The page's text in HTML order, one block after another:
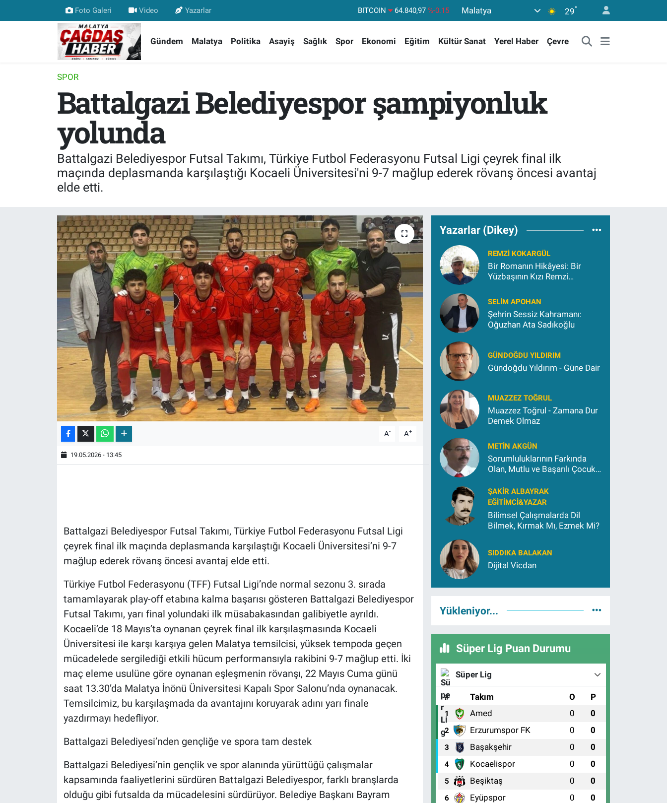
Foto Galeri Video Yazarlar DOLAR 47,7436 %0.18
STERLİN
64,4811
%0.38
BITCOIN
64.840,97 %-0.15
Malatya 29°
Gündem Malatya Politika Asayiş Sağlık Spor Ekonomi Eğitim Kültür Sanat Yerel Haber Çevre
SPOR
Battalgazi Belediyespor şampiyonluk
yolunda
Battalgazi Belediyespor Futsal Takımı, Türkiye Futbol Federasyonu Futsal Ligi çeyrek final ilk
maçında deplasmanda karşılaştığı Kocaeli Üniversitesi'ni 9-7 mağlup ederek rövanş öncesi avantaj
elde etti.
A- A+
19.05.2026 - 13:45
Battalgazi Belediyespor Futsal Takımı, Türkiye Futbol Federasyonu Futsal Ligi
çeyrek final ilk maçında deplasmanda karşılaştığı Kocaeli Üniversitesi’ni 9-7
mağlup ederek rövanş öncesi avantaj elde etti.
Türkiye Futbol Federasyonu (TFF) Futsal Ligi’nde normal sezonu 3. sırada
tamamlayarak play-off etabına kalma başarısı gösteren Battalgazi Belediyespor
Futsal Takımı, yarı final yolundaki ilk müsabakasından galibiyetle ayrıldı.
Kocaeli’de 18 Mayıs’ta oynanan çeyrek final ilk karşılaşmasında Kocaeli
Üniversitesi ile karşı karşıya gelen Malatya temsilcisi, yüksek tempoda geçen
mücadelede sergilediği etkili hücum performansıyla rakibini 9-7 mağlup etti. İki
maç eleme usulüne göre oynanan eşleşmenin rövanşı, 22 Mayıs Cuma günü
saat 13.30’da Malatya İnönü Üniversitesi Kapalı Spor Salonu’nda oynanacak.
Temsilcimiz, bu karşılaşmada da avantajını koruyarak adını yarı finale
yazdırmayı hedefliyor.
Battalgazi Belediyesi’nden gençliğe ve spora tam destek
Battalgazi Belediyesi’nin gençlik ve spor alanında yürüttüğü çalışmalar
kapsamında faaliyetlerini sürdüren Battalgazi Belediyespor, farklı branşlarda
olduğu gibi futsalda da mücadelesini sürdürüyor. Belediye Başkanı Bayram
Yazarlar (Dikey)
REMZI KOKARGÜL
Bir Romanın Hikâyesi: Bir
Yüzbaşının Kızı Remzi
SELIM APOHAN
Şehrin Sessiz Kahramanı:
Oğuzhan Ata Sadıkoğlu
GÜNDOĞDU YILDIRIM
Gündoğdu Yıldırım - Güne Dair
MUAZZEZ TOĞRUL
Muazzez Toğrul - Zamana Dur
Demek Olmaz
METIN AKGÜN
Sorumluluklarının Farkında
Olan, Mutlu ve Başarılı Çocuk
ŞAKIR ALBAYRAK
EĞITIMCI&YAZAR
Bilimsel Çalışmalarda Dil
Bilmek, Kırmak Mı, Ezmek Mi?
SIDDIKA BALAKAN
Dijital Vicdan
Yükleniyor...
Süper Lig Puan Durumu
Süper Lig
# Takım O P
1 Amed 0 0
2 Erzurumspor FK 0 0
3 Başakşehir 0 0
4 Kocaelispor 0 0
5 Beşiktaş 0 0
6 Eyüpspor 0 0
Nöbetçi Eczaneler
Hava Durumu
Trafik Durumu
Süper Lig Puan Durumu ve Fikstür
Tüm Manşetler
Son Dakika Haberleri
Haber Arşivi